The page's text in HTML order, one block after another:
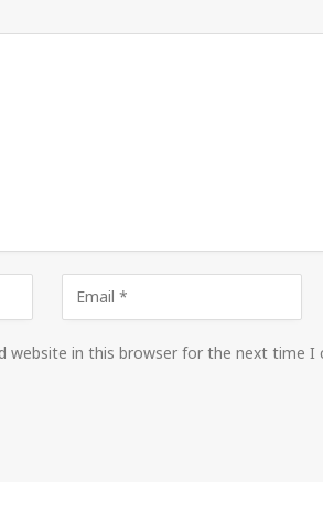
website in this browser for the next time I